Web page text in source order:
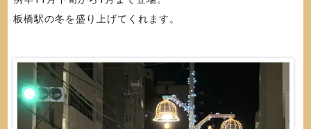
板橋駅の冬を盛り上げてくれます。